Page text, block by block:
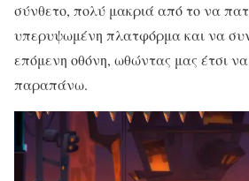
σύνθετο, πολύ μακριά από το να
υπερυψωμένη πλατφόρμα και να
επόμενη οθόνη, ωθώντας μας έτσι
παραπάνω.